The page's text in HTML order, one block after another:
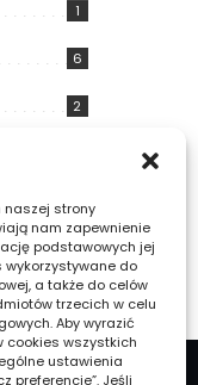
naszej strony
nam zapewnienie
podstawowych jej
wykorzystywane do
a także do celów
trzecich w celu
Aby wyrazić
cookies wszystkich
ustawienia
preferencje”. Jeśli
1
6
2